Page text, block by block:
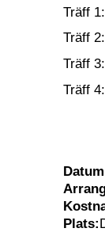
Träff
Träff
Träff
Träff
Plats: